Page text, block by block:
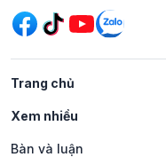
Trang chủ
Xem nhiều
Bàn và luận